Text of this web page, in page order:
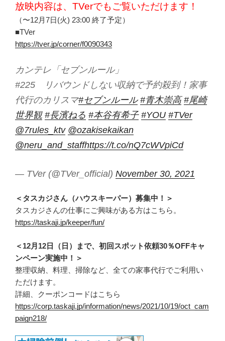
放映内容は、TVerでもご覧いただけます！
（〜12月7日(火) 23:00 終了予定）
■TVer
https://tver.jp/corner/f0090343
カンテレ「セブンルール」
#225 リバウンドしない収納で予約殺到！家事
代行のカリスマ#セブンルール #青木崇高 #尾崎
世界観 #長濱ねる #本谷有希子 #YOU #TVer
@7rules_ktv @ozakisekaikan
@neru_and_staffhttps://t.co/nQ7cWVpiCd
— TVer (@TVer_official) November 30, 2021
＜タスカジさん（ハウスキーパー）募集中！＞
タスカジさんの仕事にご興味がある方はこちら。
https://taskaji.jp/keeper/fun/
＜12月12日（日）まで、初回スポット依頼30％OFFキャ
ンペーン実施中！＞
整理収納、料理、掃除など、全ての家事代行でご利用い
ただけます。
詳細、クーポンコードはこちら
https://corp.taskaji.jp/information/news/2021/10/19/oct_cam
paign218/